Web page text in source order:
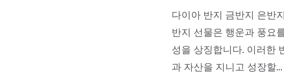
다이아 반지 금반지 은반
반지 선물은 행운과 풍요
성을 상징합니다. 이러한
과 자산을 지니고 성장할...